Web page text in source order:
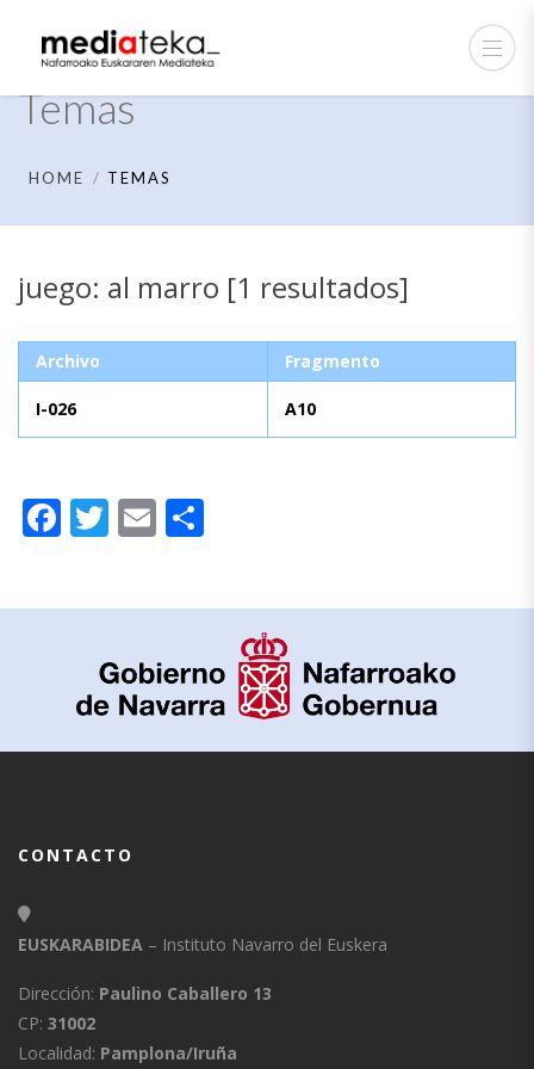
Temas
HOME TEMAS
juego: al marro [1 resultados]
Archivo Fragmento
I-026 A10
Facebook
Twitter
Email
CONTACTO
EUSKARABIDEA – Instituto Navarro del Euskera
Dirección: Paulino Caballero 13
CP: 31002
Localidad: Pamplona/Iruña